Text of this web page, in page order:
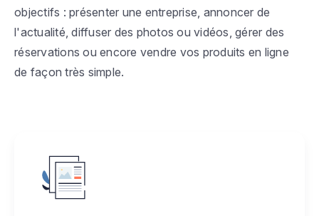
objectifs : présenter une entreprise, annoncer de
l'actualité, diffuser des photos ou vidéos, gérer des
réservations ou encore vendre vos produits en ligne
de façon très simple.